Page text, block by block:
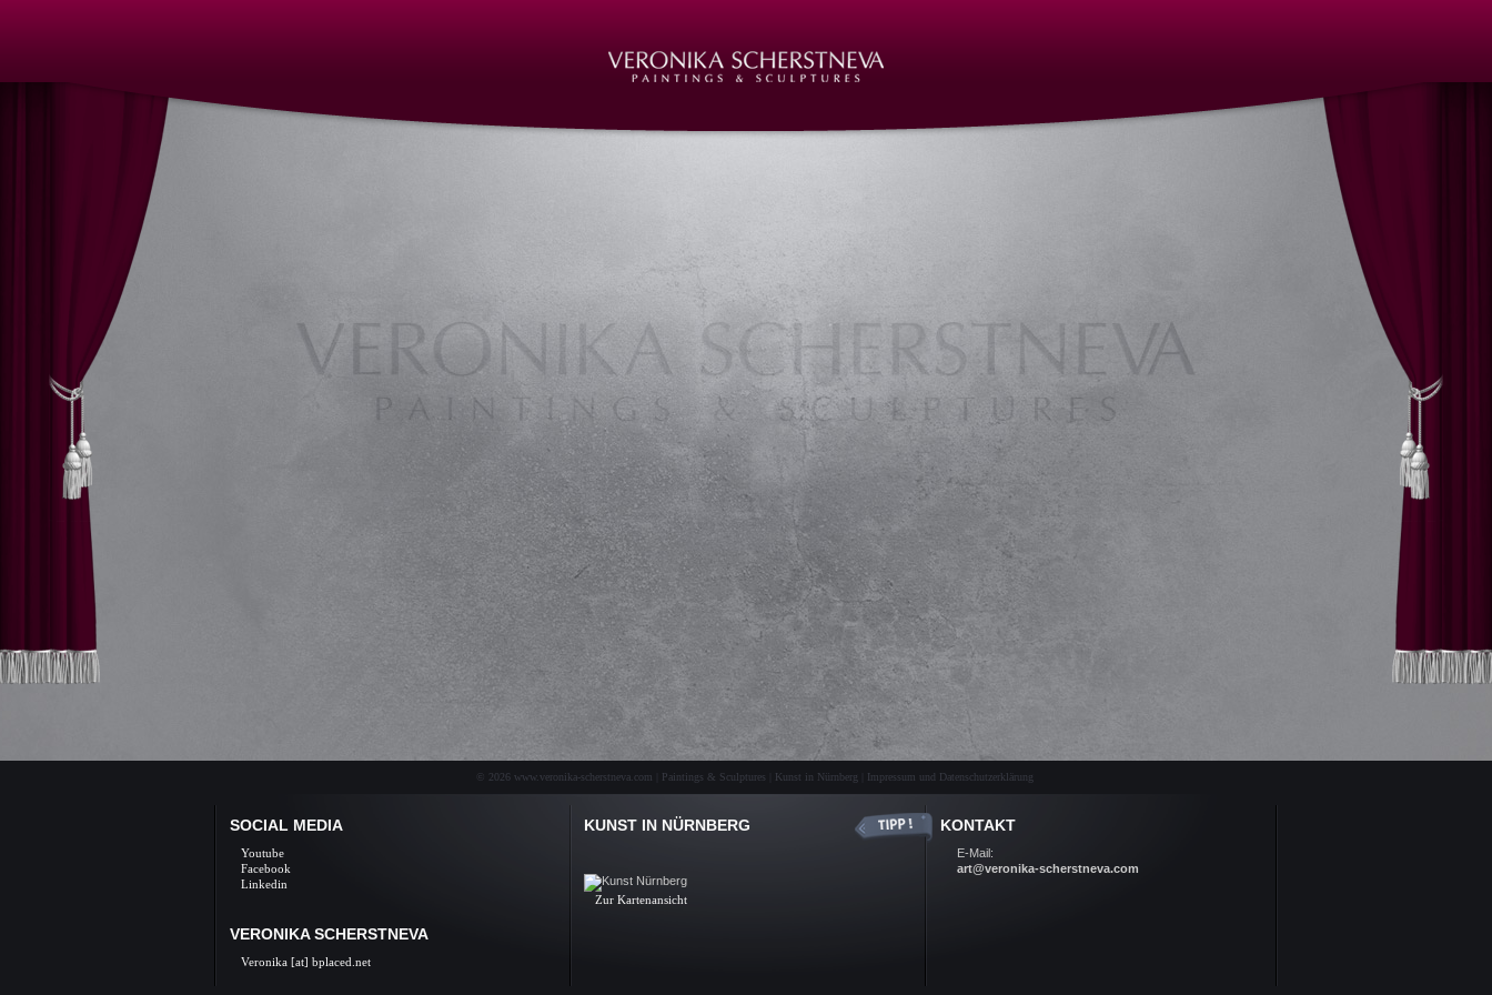
© 2026 www.veronika-scherstneva.com | Paintings & Sculptures | Kunst in Nürnberg | Impressum und Datenschutzerklärung
SOCIAL MEDIA
Youtube
Facebook
Linkedin
VERONIKA SCHERSTNEVA
Veronika [at] bplaced.net
KUNST IN NÜRNBERG
Zur Kartenansicht
KONTAKT
E-Mail:
art@veronika-scherstneva.com